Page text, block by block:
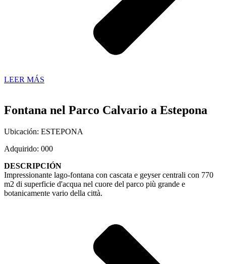
LEER MÁS
Fontana nel Parco Calvario a Estepona
Ubicación: ESTEPONA
Adquirido: 000
DESCRIPCIÓN
Impressionante lago-fontana con cascata e geyser centrali con 770
m2 di superficie d'acqua nel cuore del parco più grande e
botanicamente vario della città.